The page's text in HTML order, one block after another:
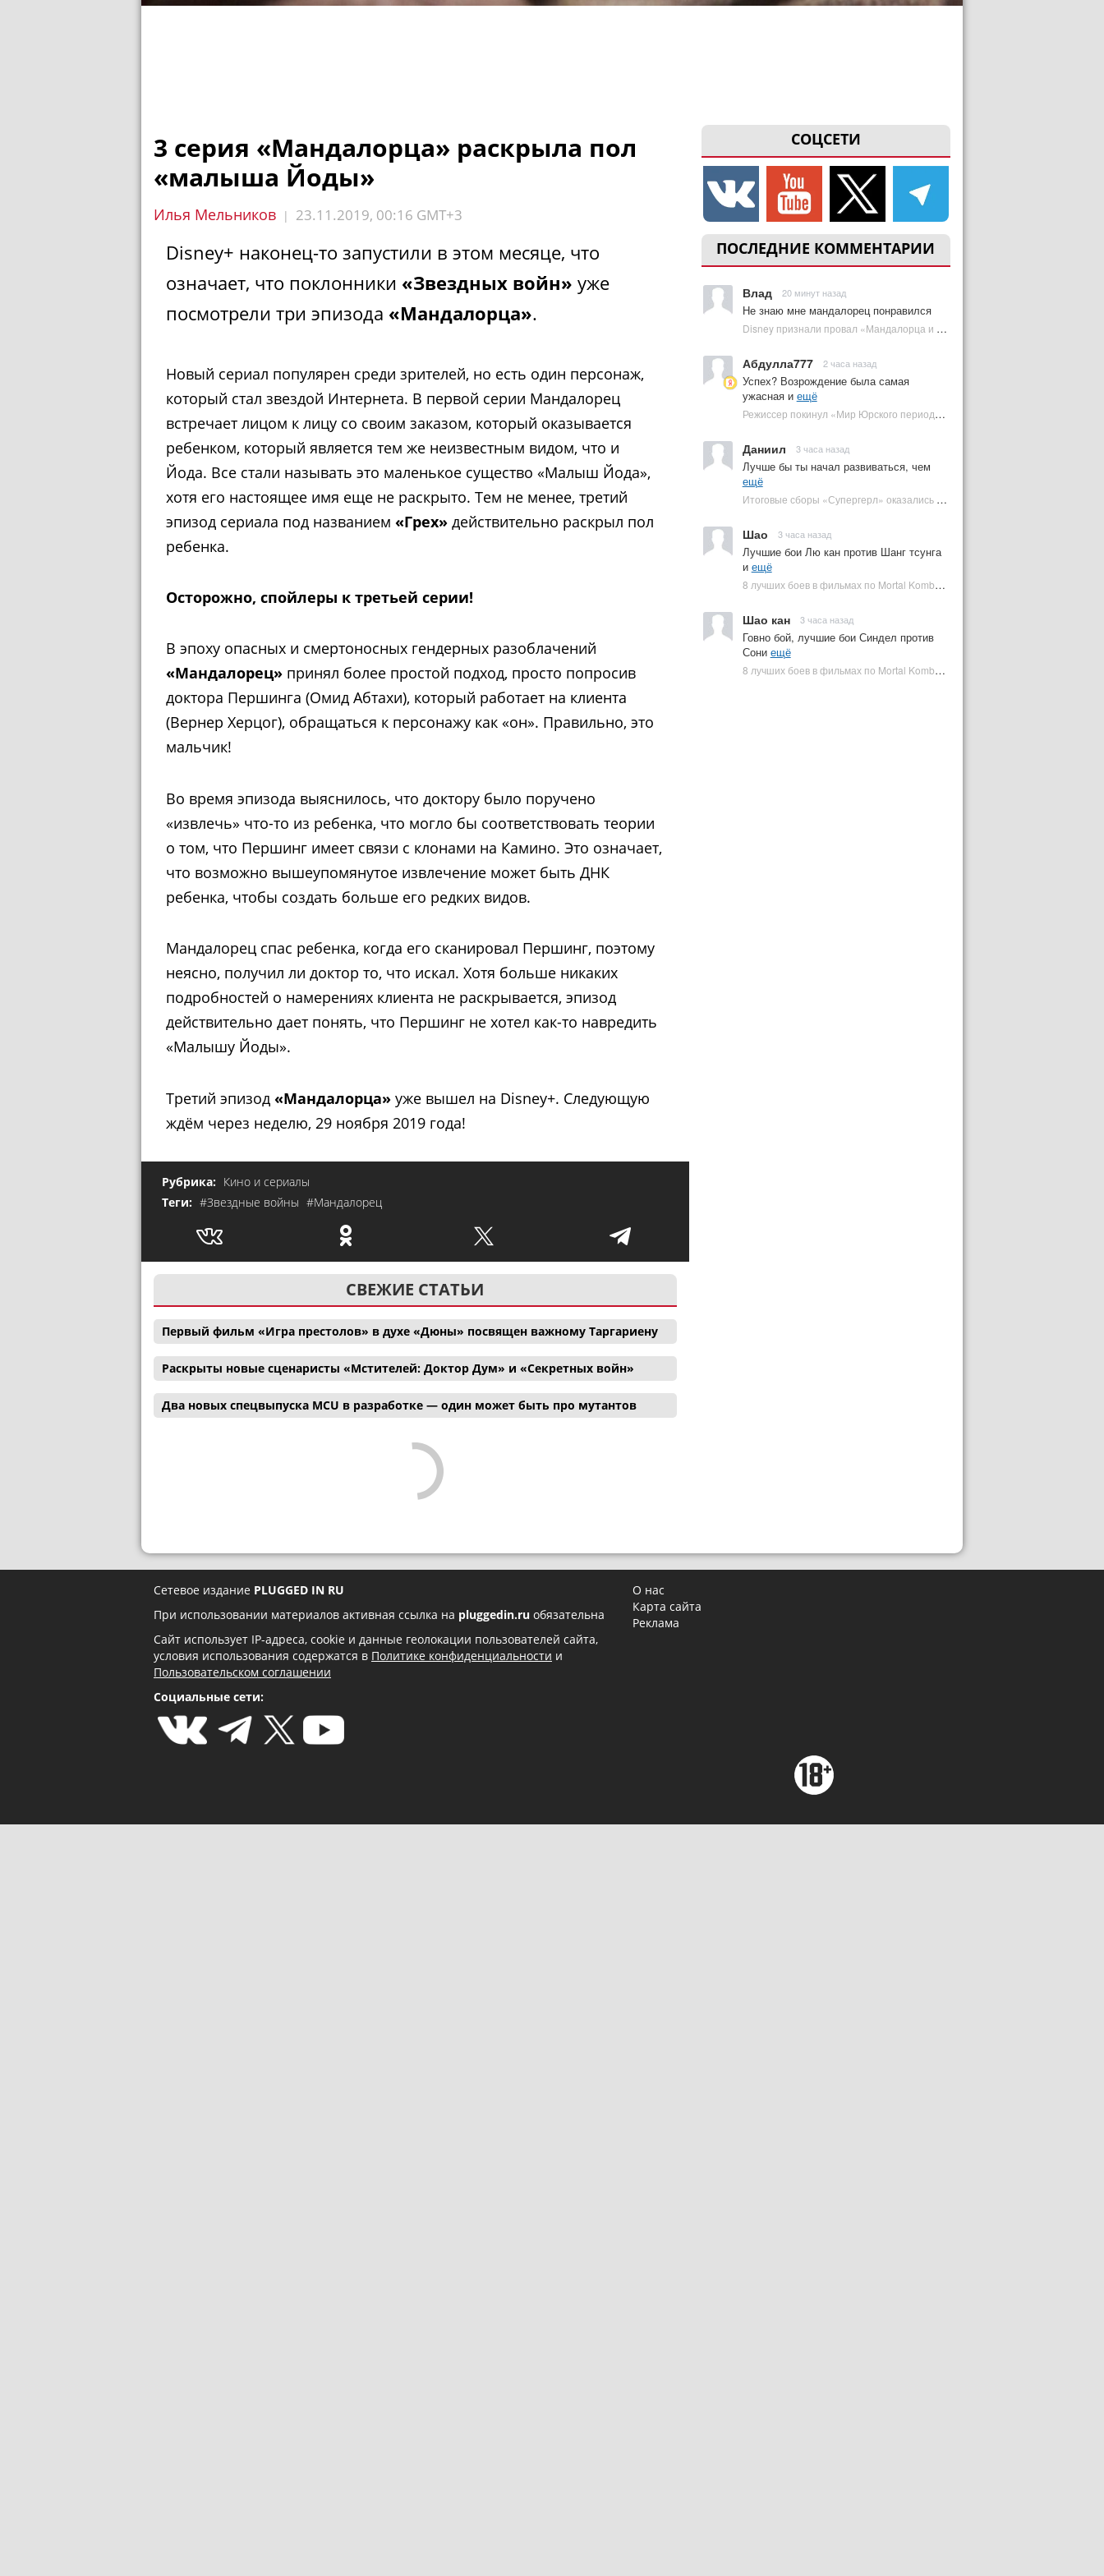
СОЦСЕТИ
ПОСЛЕДНИЕ КОММЕНТАРИИ
Влад 20 минут назад
Не знаю мне мандалорец понравился
Disney признали провал «Мандалорца и Грогу» и еще одной новинки | Plugged In Ru
Абдулла777 2 часа назад
Успех? Возрождение была самая
ужасная и ещё
Режиссер покинул «Мир Юрского периода 5» | Plugged In Ru
Даниил 3 часа назад
Лучше бы ты начал развиваться, чем
ещё
Итоговые сборы «Супергерл» оказались худшими для DC за два десятилетия | Plugged In Ru
Шао 3 часа назад
Лучшие бои Лю кан против Шанг тсунга
и ещё
8 лучших боев в фильмах по Mortal Kombat: от «Смертельной битвы» до «Мортал Комбат 2» | Plugged In Ru
Шао кан 3 часа назад
Говно бой, лучшие бои Синдел против
Сони ещё
8 лучших боев в фильмах по Mortal Kombat: от «Смертельной битвы» до «Мортал Комбат 2» | Plugged In Ru
3 серия «Мандалорца» раскрыла пол
«малыша Йоды»
Илья Мельников | 23.11.2019, 00:16 GMT+3
Disney+ наконец-то запустили в этом месяце, что
означает, что поклонники «Звездных войн» уже
посмотрели три эпизода «Мандалорца».
Новый сериал популярен среди зрителей, но есть один персонаж,
который стал звездой Интернета. В первой серии Мандалорец
встречает лицом к лицу со своим заказом, который оказывается
ребенком, который является тем же неизвестным видом, что и
Йода. Все стали называть это маленькое существо «Малыш Йода»,
хотя его настоящее имя еще не раскрыто. Тем не менее, третий
эпизод сериала под названием «Грех» действительно раскрыл пол
ребенка.
Осторожно, спойлеры к третьей серии!
В эпоху опасных и смертоносных гендерных разоблачений
«Мандалорец» принял более простой подход, просто попросив
доктора Першинга (Омид Абтахи), который работает на клиента
(Вернер Херцог), обращаться к персонажу как «он». Правильно, это
мальчик!
Во время эпизода выяснилось, что доктору было поручено
«извлечь» что-то из ребенка, что могло бы соответствовать теории
о том, что Першинг имеет связи с клонами на Камино. Это означает,
что возможно вышеупомянутое извлечение может быть ДНК
ребенка, чтобы создать больше его редких видов.
Мандалорец спас ребенка, когда его сканировал Першинг, поэтому
неясно, получил ли доктор то, что искал. Хотя больше никаких
подробностей о намерениях клиента не раскрывается, эпизод
действительно дает понять, что Першинг не хотел как-то навредить
«Малышу Йоды».
Третий эпизод «Мандалорца» уже вышел на Disney+. Следующую
ждём через неделю, 29 ноября 2019 года!
Рубрика: Кино и сериалы
Теги: #Звездные войны #Мандалорец
СВЕЖИЕ СТАТЬИ
Первый фильм «Игра престолов» в духе «Дюны» посвящен важному Таргариену
Раскрыты новые сценаристы «Мстителей: Доктор Дум» и «Секретных войн»
Два новых спецвыпуска MCU в разработке — один может быть про мутантов
Сетевое издание PLUGGED IN RU
При использовании материалов активная ссылка на pluggedin.ru обязательна
Сайт использует IP-адреса, cookie и данные геолокации пользователей сайта,
условия использования содержатся в Политике конфиденциальности и
Пользовательском соглашении
Социальные сети:
О нас
Карта сайта
Реклама